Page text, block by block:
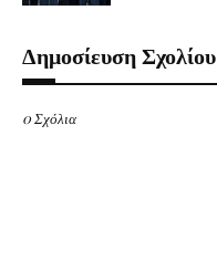
Δημοσίευση Σχολίου
0 Σχόλια